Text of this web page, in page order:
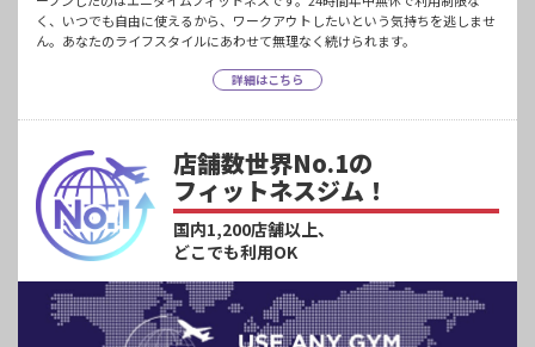
く、いつでも自由に使えるから、ワークアウトしたいという気持ちを逃しませ
ん。あなたのライフスタイルにあわせて無理なく続けられます。
詳細はこちら
店舗数世界No.1の
フィットネスジム！
国内1,200店舗以上、
どこでも利用OK